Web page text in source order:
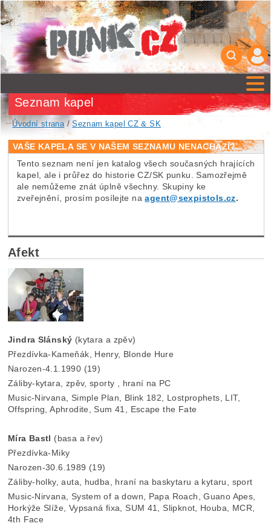
Seznam kapel
Úvodní strana/Seznam kapel CZ & SK
VAŠE KAPELA SE V NAŠEM SEZNAMU NENACHÁZÍ?
Tento seznam není jen katalog všech současných hrajících
kapel, ale i průřez do historie CZ/SK punku. Samozřejmě
ale nemůžeme znát úplně všechny. Skupiny ke
zveřejnění, prosím posílejte na agent@sexpistols.cz.
Afekt
Jindra Slánský (kytara a zpěv)
Přezdívka-Kameňák, Henry, Blonde Hure
Narozen-4.1.1990 (19)
Záliby-kytara, zpěv, sporty , hraní na PC
Music-Nirvana, Simple Plan, Blink 182, Lostprophets, LIT,
Offspring, Aphrodite, Sum 41, Escape the Fate
Míra Bastl (basa a řev)
Přezdívka-Miky
Narozen-30.6.1989 (19)
Záliby-holky, auta, hudba, hraní na baskytaru a kytaru, sport
Music-Nirvana, System of a down, Papa Roach, Guano Apes,
Horkýže Slíže, Vypsaná fixa, SUM 41, Slipknot, Houba, MCR,
4th Face